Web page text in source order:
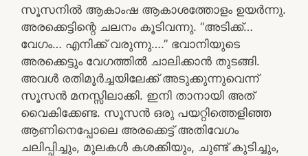
സൂസനിൽ ആകാംഷ ആകാശത്തോളം ഉയർന്നു.
അരക്കെട്ടിന്റെ ചലനം കൂടിവന്നു. “അടിക്ക്…
വേഗം… എനിക്ക് വരുന്നു….” ഭവാനിയുടെ
അരക്കെട്ടും വേഗത്തിൽ ചാലിക്കാൻ തുടങ്ങി.
അവൾ രതിമൂർച്ചയിലേക്ക് അടുക്കുന്നുവെന്ന്
സൂസൻ മനസ്സിലാക്കി. ഇനി താനായി അത്
വൈകിക്കേണ്ട. സൂസൻ ഒരു പയറ്റിത്തെളിഞ്ഞ
ആണിനെപ്പോലെ അരക്കെട്ട് അതിവേഗം
ചലിപ്പിച്ചും, മുലകൾ കശക്കിയും, ചുണ്ട് കുടിച്ചും,